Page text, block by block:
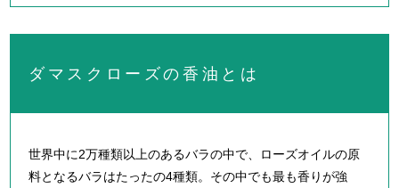
ダマスクローズの香油とは
世界中に2万種類以上のあるバラの中で、ローズオイルの原
料となるバラはたったの4種類。その中でも最も香りが強